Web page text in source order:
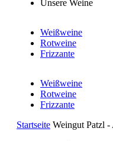
Unsere Weine
Weißweine
Rotweine
Frizzante
Weißweine
Rotweine
Frizzante
Startseite Weingut Patzl